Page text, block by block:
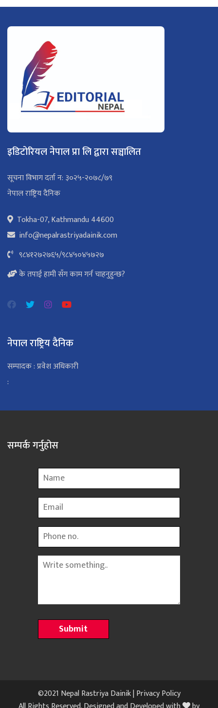
इडिटोरियल नेपाल प्रा लि द्वारा सञ्चालित
सूचना विभाग दर्ता न: ३०२५-२०७८/७९
नेपाल राष्ट्रिय दैनिक
Tokha-07, Kathmandu 44600
info@nepalrastriyadainik.com
९८४१२७२७६५/९८४५०४५७२७
के तपाई हामी सँग काम गर्न चाहनुहुन्छ?
नेपाल राष्ट्रिय दैनिक
सम्पादक : प्रवेश अधिकारी
:
सम्पर्क गर्नुहोस
Name
Email
Phone
Message
©2021 Nepal Rastriya Dainik |Privacy Policy